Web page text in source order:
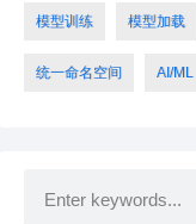
模型训练 模型加载
统一命名空间 AI/ML